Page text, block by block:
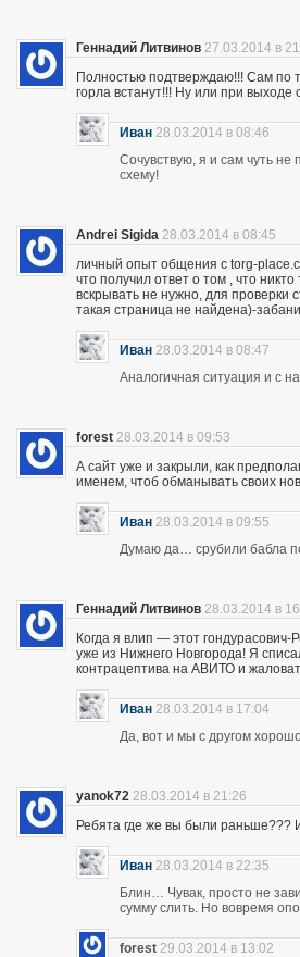
Геннадий Литвинов 27.03.2014 в
Полностью подтверждаю!!! Сам по
горла встанут!!! Ну или при выходе
Иван 28.03.2014 в 08:46
Сочувствую, я и сам чуть
схему!
Andrei Sigida 28.03.2014 в 08:45
личный опыт общения с torg-
что получил ответ о том , что
вскрывать не нужно, для проверки
такая страница не найдена)-
Иван 28.03.2014 в 08:47
Аналогичная ситуация и с
forest 28.03.2014 в 09:53
А сайт уже и закрыли, как
именем, чтоб обманывать своих
Иван 28.03.2014 в 09:55
Думаю да… срубили бабла
Геннадий Литвинов 28.03.2014 в
Когда я влип — этот
уже из Нижнего Новгорода! Я
контрацептива на АВИТО и
Иван 28.03.2014 в 17:04
Да, вот и мы с другом
yanok72 28.03.2014 в 21:26
Ребята где же вы были раньше???
Иван 28.03.2014 в 22:35
Блин… Чувак, просто не
сумму слить. Но вовремя
forest 29.03.2014 в 13:02